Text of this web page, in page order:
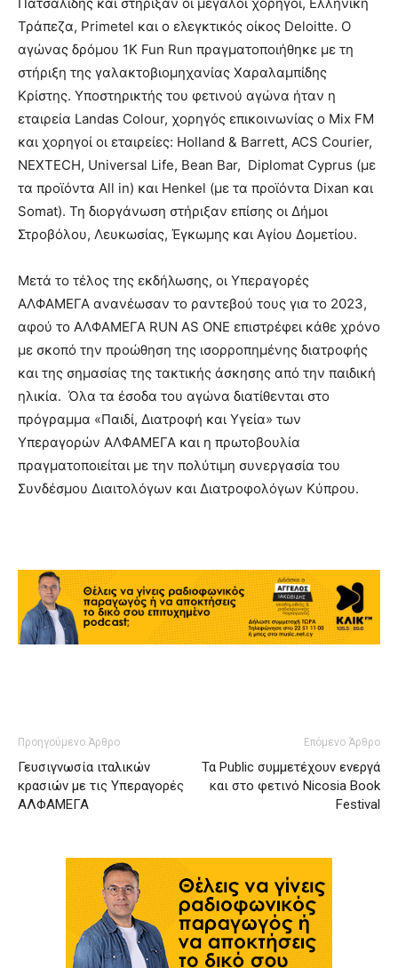
Τράπεζα, Primetel και ο ελεγκτικός οίκος Deloitte. Ο
αγώνας δρόμου 1Κ Fun Run πραγματοποιήθηκε με τη
στήριξη της γαλακτοβιομηχανίας Χαραλαμπίδης
Κρίστης. Υποστηρικτής του φετινού αγώνα ήταν η
εταιρεία Landas Colour, χορηγός επικοινωνίας ο Mix FM
και χορηγοί οι εταιρείες: Holland & Barrett, ACS Courier,
NEXTECH, Universal Life, Bean Bar, Diplomat Cyprus (με
τα προϊόντα All in) και Henkel (με τα προϊόντα Dixan και
Somat). Τη διοργάνωση στήριξαν επίσης οι Δήμοι
Στροβόλου, Λευκωσίας, Έγκωμης και Αγίου Δομετίου.
Μετά το τέλος της εκδήλωσης, οι Υπεραγορές
ΑΛΦΑΜΕΓΑ ανανέωσαν το ραντεβού τους για το 2023,
αφού το ΑΛΦΑΜΕΓΑ RUN AS ONE επιστρέφει κάθε χρόνο
με σκοπό την προώθηση της ισορροπημένης διατροφής
και της σημασίας της τακτικής άσκησης από την παιδική
ηλικία. Όλα τα έσοδα του αγώνα διατίθενται στο
πρόγραμμα «Παιδί, Διατροφή και Υγεία» των
Υπεραγορών ΑΛΦΑΜΕΓΑ και η πρωτοβουλία
πραγματοποιείται με την πολύτιμη συνεργασία του
Συνδέσμου Διαιτολόγων και Διατροφολόγων Κύπρου.
Προηγούμενο Άρθρο
Γευσιγνωσία ιταλικών
κρασιών με τις Υπεραγορές
ΑΛΦΑΜΕΓΑ
Επόμενο Άρθρο
Τα Public συμμετέχουν ενεργά
και στο φετινό Nicosia Book
Festival